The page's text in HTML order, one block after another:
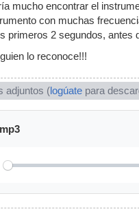
mucho encontrar el
con muchas
primeros 2 segundos, antes
lo reconoce!!!
adjuntos (logúate para